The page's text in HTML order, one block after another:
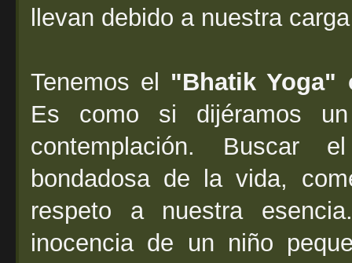
llevan debido a nuestra
Tenemos el "Bhatik Yoga"
Es como si dijéramos
contemplación. Buscar
bondadosa de la vida,
respeto a nuestra
inocencia de un niño